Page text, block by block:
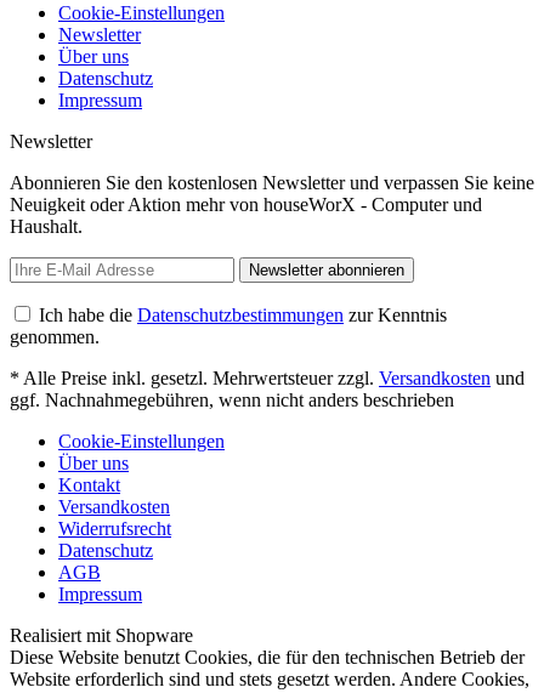
Cookie-Einstellungen
Newsletter
Über uns
Datenschutz
Impressum
Newsletter
Abonnieren Sie den kostenlosen Newsletter und verpassen Sie keine
Neuigkeit oder Aktion mehr von houseWorX - Computer und
Haushalt.
Newsletter abonnieren
Ich habe die Datenschutzbestimmungen zur Kenntnis
genommen.
* Alle Preise inkl. gesetzl. Mehrwertsteuer zzgl. Versandkosten und
ggf. Nachnahmegebühren, wenn nicht anders beschrieben
Cookie-Einstellungen
Über uns
Kontakt
Versandkosten
Widerrufsrecht
Datenschutz
AGB
Impressum
Realisiert mit Shopware
Diese Website benutzt Cookies, die für den technischen Betrieb der
Website erforderlich sind und stets gesetzt werden. Andere Cookies,